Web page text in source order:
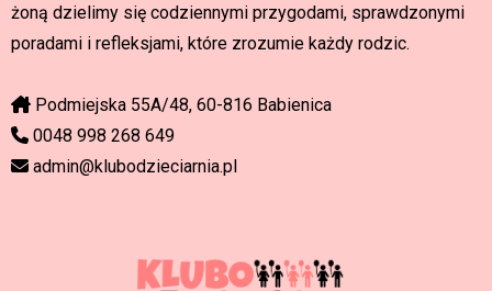
żoną dzielimy się codziennymi przygodami, sprawdzonymi
poradami i refleksjami, które zrozumie każdy rodzic.
Podmiejska 55A/48, 60-816 Babienica
0048 998 268 649
admin@klubodzieciarnia.pl